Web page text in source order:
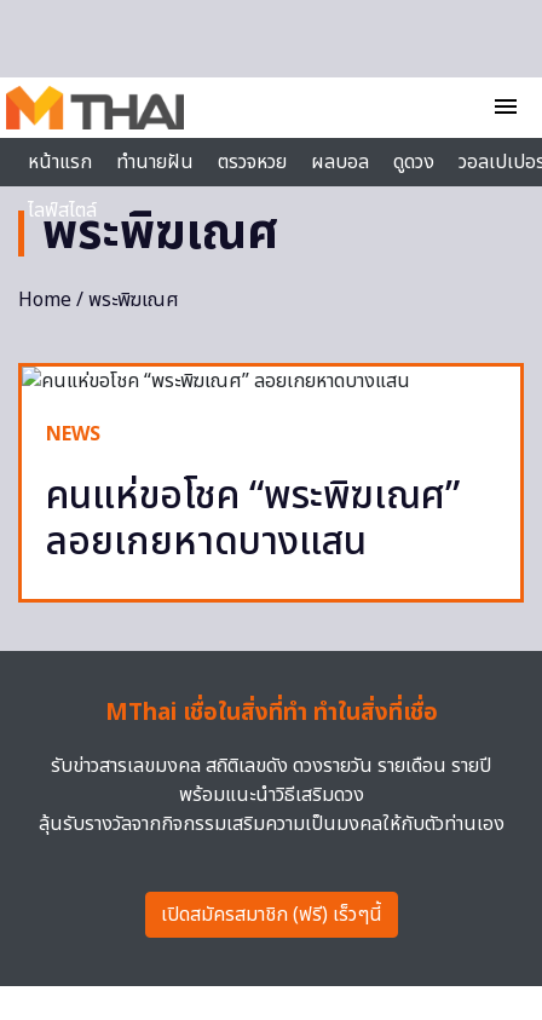
menu
หน้าแรก
ทำนายฝัน ตรวจหวย ผลบอล ดูดวง
วอลเปเป
ไลฟ์สไตล์
พระพิฆเณศ
Home/ พระพิฆเณศ
NEWS
คนแห่ขอโชค “พระพิฆเณศ”
ลอยเกยหาดบางแสน
MThai เชื่อในสิ่งที่ทำ ทำในสิ่งที่เชื่อ
รับข่าวสารเลขมงคล สถิติเลขดัง ดวงรายวัน รายเดือน รายปี
พร้อมแนะนำวิธีเสริมดวง
ลุ้นรับรางวัลจากกิจกรรมเสริมความเป็นมงคลให้กับตัวท่านเอง
เปิดสมัครสมาชิก (ฟรี) เร็วๆนี้